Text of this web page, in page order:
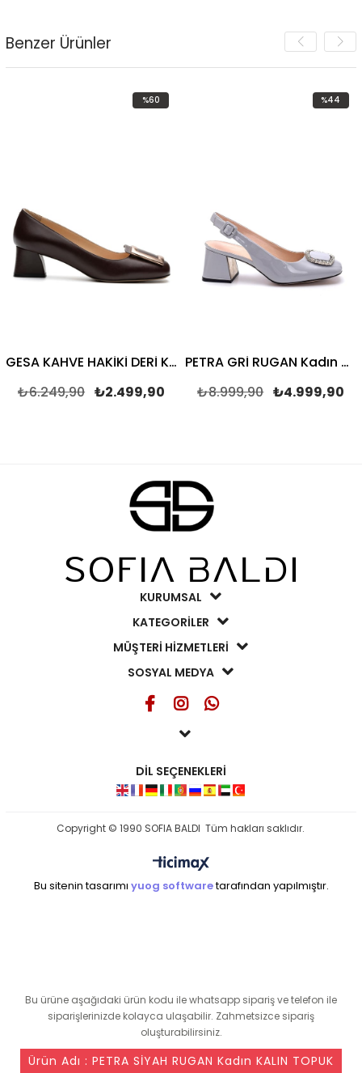
Benzer Ürünler
GESA KAHVE HAKİKİ DERİ Kadın KALIN TOPUK
₺2.499,90
₺6.249,90
%60
PETRA GRİ RUGAN Kadın KALIN TOPUK
₺4.999,90
₺8.999,90
%44
KURUMSAL
KATEGORİLER
MÜŞTERİ HİZMETLERİ
SOSYAL MEDYA
DİL SEÇENEKLERİ
Copyright © 1990 SOFIA BALDI Tüm hakları saklıdır.
Bu sitenin tasarımı yuog softwaretarafından yapılmıştır.
Bu ürüne aşağıdaki ürün kodu ile whatsapp sipariş ve telefon ile
siparişlerinizde kolayca ulaşabilir. Zahmetsizce sipariş
oluşturabilirsiniz.
Ürün Adı : PETRA SİYAH RUGAN Kadın KALIN TOPUK